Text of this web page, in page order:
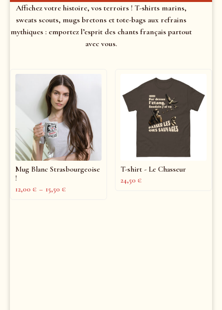
Affichez votre histoire, vos terroirs ! T-shirts marins,
sweats scouts, mugs bretons et tote-bags aux refrains
mythiques : emportez l’esprit des chants français partout
avec vous.
Mug Blanc Strasbourgeoise
!
12,00 € – 15,50 €
T-shirt - Le Chasseur
24,50 €